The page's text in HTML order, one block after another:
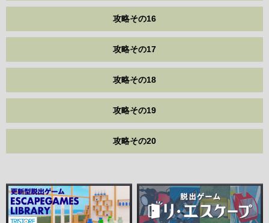
攻略その16
攻略その17
攻略その18
攻略その19
攻略その20